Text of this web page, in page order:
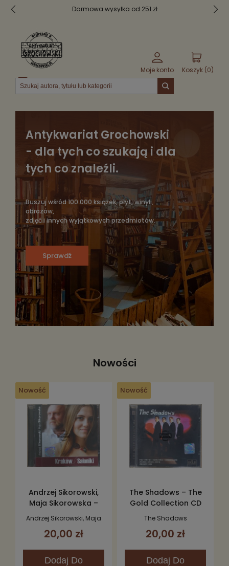
Bezpieczne pakowanie
Moje konto Koszyk (0)
Menu
Antykwariat Grochowski
- dla tych co szukają i dla
tych co znaleźli.
Buszuj wśród 100 000 książek, płyt, winyli,
obrazów,
zdjęć i innych wyjątkowych przedmiotów.
Sprawdź
Nowości
Nowość
Andrzej Sikorowski,
Maja Sikorowska –
Kraków Saloniki CD
Andrzej Sikorowski, Maja
20,00 zł
Dodaj Do
Nowość
The Shadows – The
Gold Collection CD
The Shadows
20,00 zł
Dodaj Do